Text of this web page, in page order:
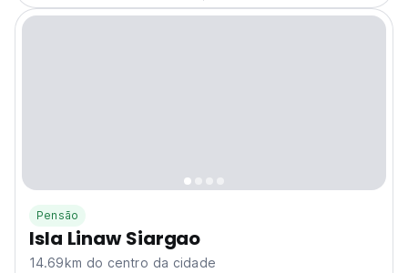
Pensão
Isla Linaw Siargao
14.69km do centro da cidade